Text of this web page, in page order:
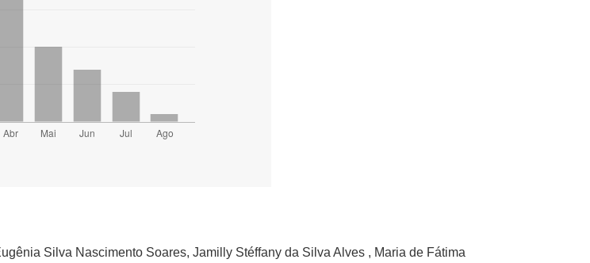
Silva Nascimento Soares, Jamilly Stéffany da Silva Alves , Maria de Fátima